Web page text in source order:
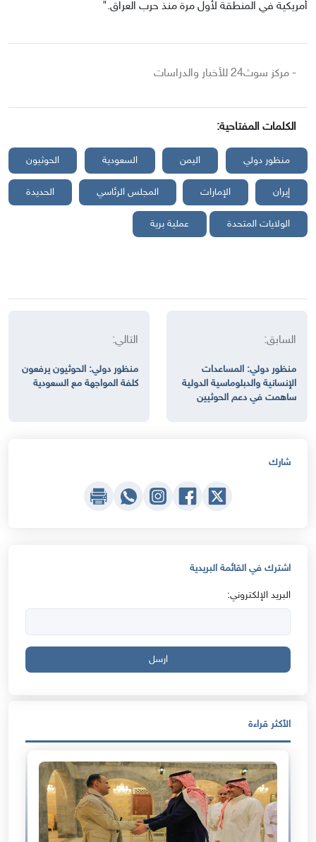
أمريكية في المنطقة لأول مرة منذ حرب العراق."
- مركز سوث24 للأخبار والدراسات
الكلمات المفتاحية:
منظور دولي اليمن السعودية الحوثيون
إيران الإمارات المجلس الرئاسي الحديدة
الولايات المتحدة عملية برية
السابق:
منظور دولي: المساعدات
الإنسانية والدبلوماسية الدولية
ساهمت في دعم الحوثيين
التالي:
منظور دولي: الحوثيون يرفعون
كلفة المواجهة مع السعودية
شارك
اشترك في القائمة البريدية
البريد الإلكتروني:
ارسل
الأكثر قراءة